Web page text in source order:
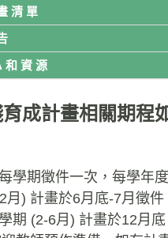
清單
資源
成計畫相關期程
學期徵件一次，每學年
月) 計畫於6月底-7月徵件
期 (2-6月) 計畫於12月